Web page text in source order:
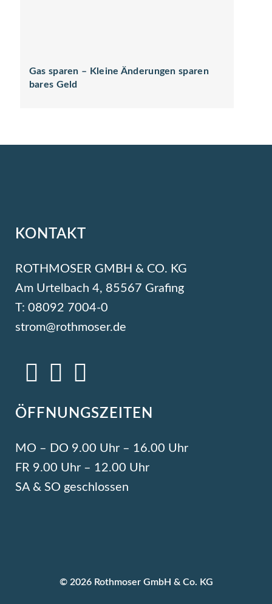
Gas sparen – Kleine Änderungen sparen
bares Geld
KONTAKT
ROTHMOSER GMBH & CO. KG
Am Urtelbach 4, 85567 Grafing
T: 08092 7004-0
strom@rothmoser.de
ÖFFNUNGSZEITEN
MO – DO 9.00 Uhr – 16.00 Uhr
FR 9.00 Uhr – 12.00 Uhr
SA & SO geschlossen
© 2026 Rothmoser GmbH & Co. KG